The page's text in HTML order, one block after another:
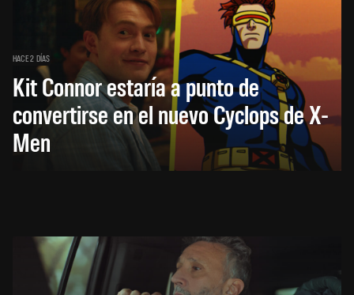
HACE 2 DÍAS
Kit Connor estaría a punto de
convertirse en el nuevo Cyclops de X-
Men